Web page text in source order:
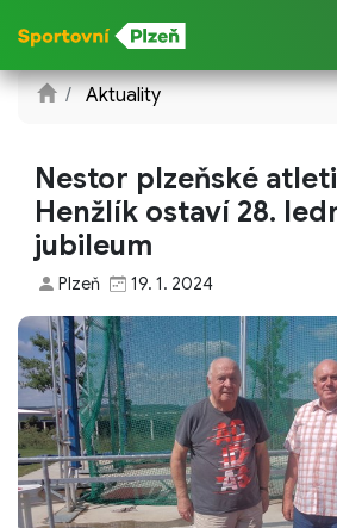
Aktuality
Nestor plzeňské
Henžlík ostaví 28.
jubileum
Plzeň 19. 1. 2024